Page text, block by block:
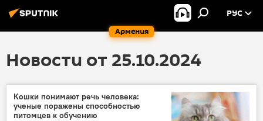
Армения
РУС
Новости от 25.10.2024
Кошки понимают речь человека:
ученые поражены способностью
питомцев к обучению